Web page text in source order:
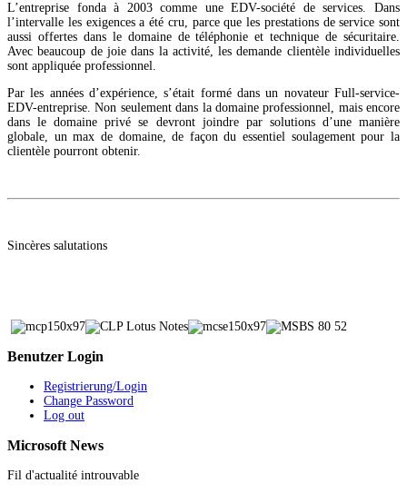
L’entreprise fonda à 2003 comme une EDV-société de services. Dans
l’intervalle les exigences a été cru, parce que les prestations de service sont
aussi offertes dans le domaine de téléphonie et technique de sécuritaire.
Avec beaucoup de joie dans la activité, les demande clientèle individuelles
sont appliquée professionnel.
Par les années d’expérience, s’était formé dans un novateur Full-service-
EDV-entreprise. Non seulement dans la domaine professionnel, mais encore
dans le domaine privé se devront joindre par solutions d’une manière
globale, un max de domaine, de façon du essentiel soulagement pour la
clientèle pourront obtenir.
Sincères salutations
Benutzer Login
Registrierung/Login
Change Password
Log out
Microsoft News
Fil d'actualité introuvable